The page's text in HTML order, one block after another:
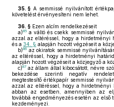
35. § A semmissé nyilvánított
követelést érvényesíteni nem lehet.
36. § Ezen alcím rendelkezéseit
a)85 a váltó és csekk semmissé
azzal az eltéréssel, hogy a hirdetményi
és a 34. § alapján hozott végzéseit a
b)86 az okiratok semmissé
az eltéréssel, hogy a hirdetményi
alapján hozott végzéseit a közjegyző a
c)87 az állam által kibocsátott, névre
bekezdése szerinti negatív
megtestesítő értékpapír semmissé
azzal az eltéréssel, hogy a
abban az esetben, amennyiben az
továbbá engedményezés esetén az első
kezdeményezi.